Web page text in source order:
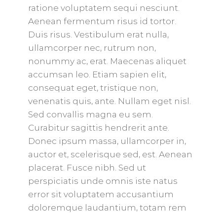
ratione voluptatem sequi nesciunt.
Aenean fermentum risus id tortor.
Duis risus. Vestibulum erat nulla,
ullamcorper nec, rutrum non,
nonummy ac, erat. Maecenas aliquet
accumsan leo. Etiam sapien elit,
consequat eget, tristique non,
venenatis quis, ante. Nullam eget nisl.
Sed convallis magna eu sem.
Curabitur sagittis hendrerit ante.
Donec ipsum massa, ullamcorper in,
auctor et, scelerisque sed, est. Aenean
placerat. Fusce nibh. Sed ut
perspiciatis unde omnis iste natus
error sit voluptatem accusantium
doloremque laudantium, totam rem